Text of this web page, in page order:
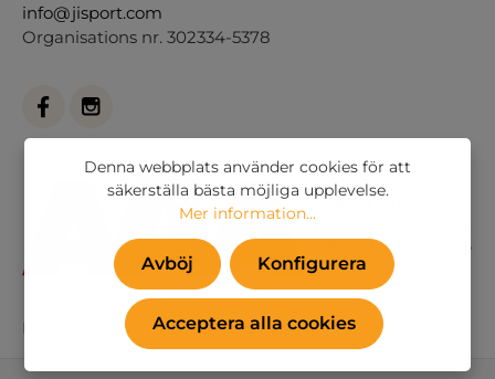
info@jisport.com
Organisations nr. 302334-5378
Eller via vårt kontaktformulär.
Denna webbplats använder cookies för att
säkerställa bästa möjliga upplevelse.
Mer information...
Avböj Konfigurera
Acceptera alla cookies